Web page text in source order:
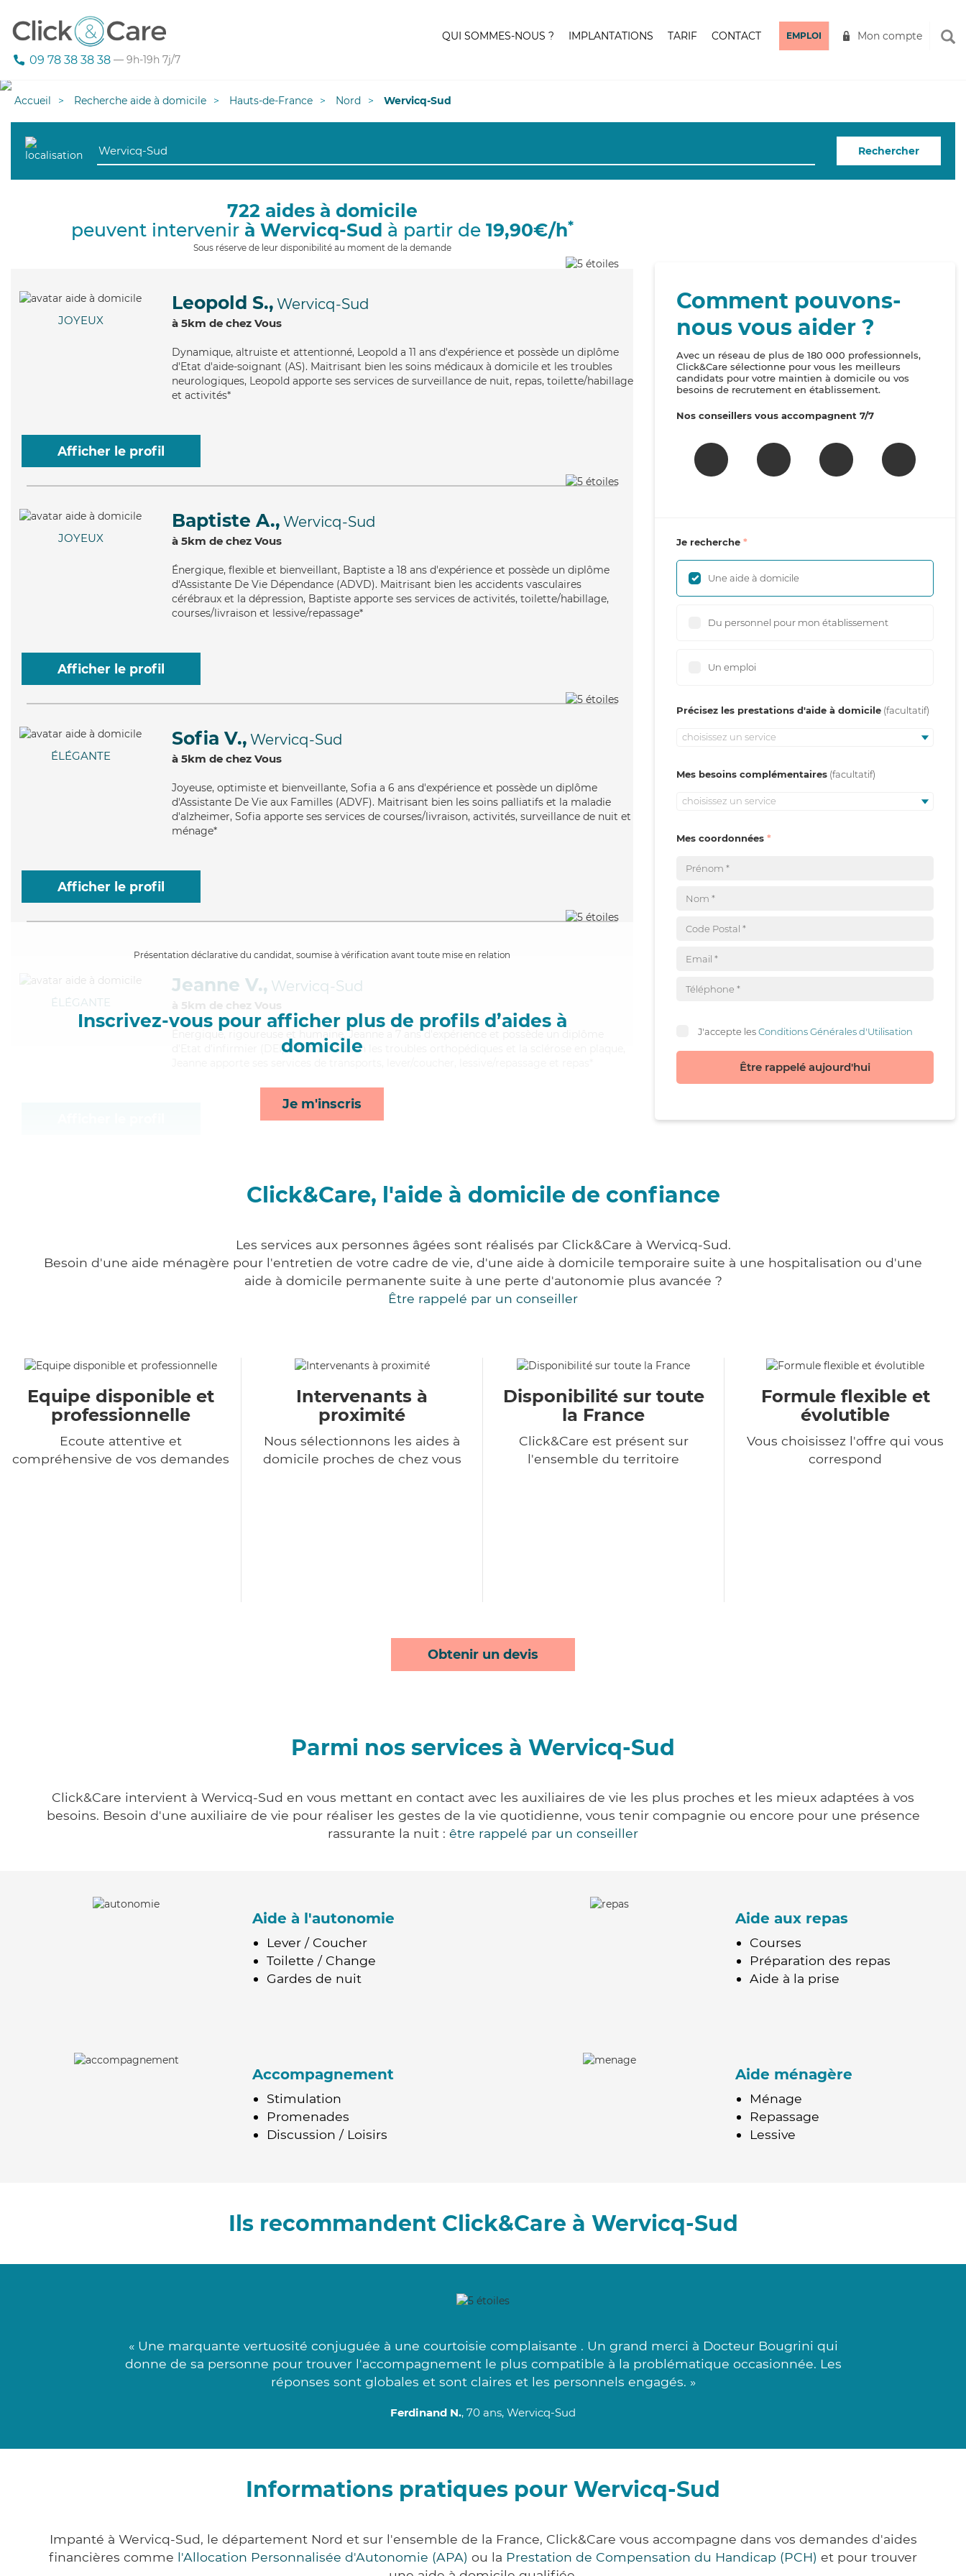
09 78 38 38 38 — 9h-19h 7j/7
QUI SOMMES-NOUS ? IMPLANTATIONS TARIF CONTACT EMPLOI Mon compte
Accueil Recherche aide à domicile Hauts-de-France Nord Wervicq-Sud
Rechercher
722 aides à domicile
peuvent intervenir à Wervicq-Sud à partir de 19,90€/h*
Sous réserve de leur disponibilité au moment de la demande
JOYEUX
Leopold S., Wervicq-Sud
à 5km de chez Vous
Dynamique, altruiste et attentionné, Leopold a 11 ans d'expérience et possède un diplôme
d'Etat d'aide-soignant (AS). Maitrisant bien les soins médicaux à domicile et les troubles
neurologiques, Leopold apporte ses services de surveillance de nuit, repas, toilette/habillage
et activités*
Afficher le profil
JOYEUX
Baptiste A., Wervicq-Sud
à 5km de chez Vous
Énergique, flexible et bienveillant, Baptiste a 18 ans d'expérience et possède un diplôme
d'Assistante De Vie Dépendance (ADVD). Maitrisant bien les accidents vasculaires
cérébraux et la dépression, Baptiste apporte ses services de activités, toilette/habillage,
courses/livraison et lessive/repassage*
Afficher le profil
ÉLÉGANTE
Sofia V., Wervicq-Sud
à 5km de chez Vous
Joyeuse, optimiste et bienveillante, Sofia a 6 ans d'expérience et possède un diplôme
d'Assistante De Vie aux Familles (ADVF). Maitrisant bien les soins palliatifs et la maladie
d'alzheimer, Sofia apporte ses services de courses/livraison, activités, surveillance de nuit et
ménage*
Afficher le profil
Présentation déclarative du candidat, soumise à vérification avant toute mise en relation
Inscrivez-vous pour afficher plus de profils d’aides à
domicile
Je m'inscris
ÉLÉGANTE
Jeanne V., Wervicq-Sud
à 5km de chez Vous
Énergique
, rigoureuse et humaine, Jeanne a 7 ans d'expérience et possède un diplôme
d'Etat d'infirmier (DEI). Maitrisant bien les troubles orthopédiques et la sclérose en plaque,
Comment pouvons-
nous vous aider ?
Avec un réseau de plus de 180 000 professionnels,
Click&Care sélectionne pour vous les meilleurs
candidats pour votre maintien à domicile ou vos
besoins de recrutement en établissement.
Nos conseillers vous accompagnent 7/7
Je recherche
Une aide à domicile
Du personnel pour mon établissement
Un emploi
Précisez les prestations d'aide à domicile
choisissez un service
Mes besoins complémentaires
choisissez un service
Mes coordonnées
J'accepte lesConditions Générales d'Utilisation
Être rappelé aujourd'hui
Click&Care, l'aide à domicile de confiance
Les services aux personnes âgées sont réalisés par Click&Care à Wervicq-Sud.
Besoin d'une aide ménagère pour l'entretien de votre cadre de vie, d'une aide à domicile temporaire suite à une hospitalisation ou d'une
aide à domicile permanente suite à une perte d'autonomie plus avancée ?
Être rappelé par un conseiller
Equipe disponible et
professionnelle
Ecoute attentive et
compréhensive de vos demandes
Intervenants à
proximité
Nous sélectionnons les aides à
domicile proches de chez vous
Disponibilité sur toute
la France
Click&Care est présent sur
l'ensemble du territoire
Formule flexible et
évolutible
Vous choisissez l'offre qui vous
correspond
Obtenir un devis
Parmi nos services à Wervicq-Sud
Click&Care intervient à Wervicq-Sud en vous mettant en contact avec les auxiliaires de vie les plus proches et les mieux adaptées à vos
besoins. Besoin d'une auxiliaire de vie pour réaliser les gestes de la vie quotidienne, vous tenir compagnie ou encore pour une présence
rassurante la nuit : être rappelé par un conseiller
Aide à l'autonomie
Lever / Coucher
Toilette / Change
Gardes de nuit
Aide aux repas
Courses
Préparation des repas
Aide à la prise
Accompagnement
Stimulation
Promenades
Discussion / Loisirs
Aide ménagère
Ménage
Repassage
Lessive
Ils recommandent Click&Care à Wervicq-Sud
« Une marquante vertuosité conjuguée à une courtoisie complaisante . Un grand merci à Docteur Bougrini qui
donne de sa personne pour trouver l'accompagnement le plus compatible à la problématique occasionnée. Les
réponses sont globales et sont claires et les personnels engagés. »
Ferdinand N., 70 ans, Wervicq-Sud
Informations pratiques pour Wervicq-Sud
Impanté à Wervicq-Sud, le département Nord et sur l'ensemble de la France, Click&Care vous accompagne dans vos demandes d'aides
financières comme l'Allocation Personnalisée d'Autonomie (APA) ou la Prestation de Compensation du Handicap (PCH) et pour trouver